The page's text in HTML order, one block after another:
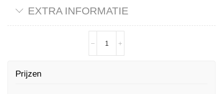
EXTRA INFORMATIE
Prijzen